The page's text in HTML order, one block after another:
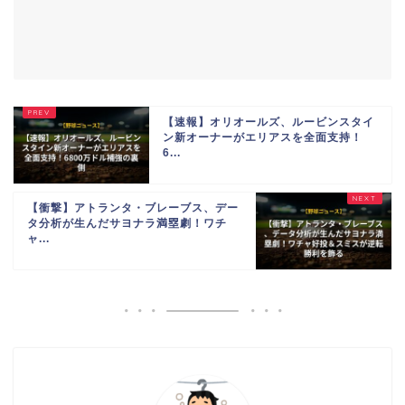
【速報】オリオールズ、ルービンスタイ
ン新オーナーがエリアスを全面支持！
6...
【衝撃】アトランタ・ブレーブス、デー
タ分析が生んだサヨナラ満塁劇！ワチ
ャ...